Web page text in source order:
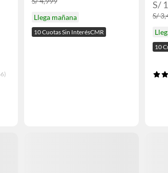
Llega mañana
10 Cuotas Sin InterésCMR
S/
S/
10